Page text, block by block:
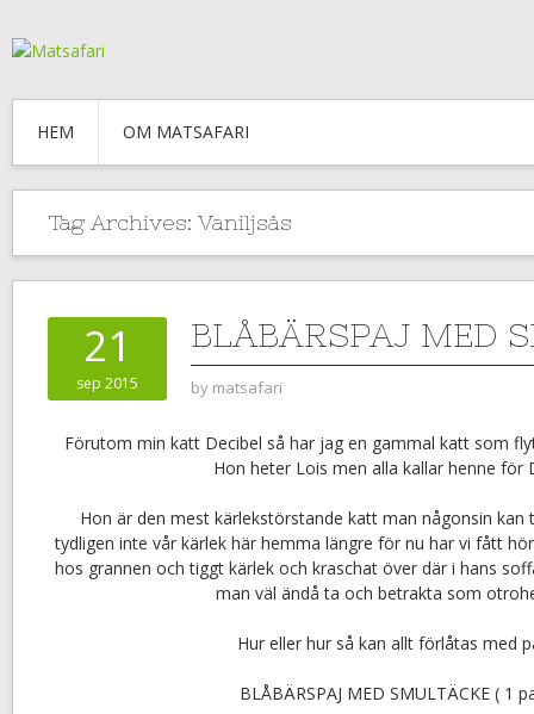
HEM OM MATSAFARI
Tag Archives: Vaniljsås
21
sep 2015
BLÅBÄRSPAJ MED
by matsafari
Förutom min katt Decibel så har jag en gammal katt som
Hon heter Lois men alla kallar henne för
Hon är den mest kärlekstörstande katt man någonsin kan
tydligen inte vår kärlek här hemma längre för nu har vi fått
hos grannen och tiggt kärlek och kraschat över där i hans
man väl ändå ta och betrakta som
Hur eller hur så kan allt förlåtas med
BLÅBÄRSPAJ MED SMULTÄCKE ( 1